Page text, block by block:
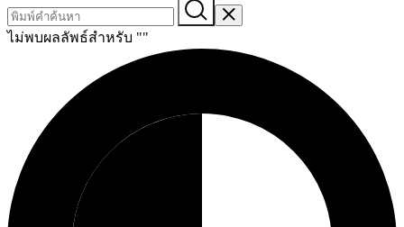
ไม่พบผลลัพธ์สำหรับ ""